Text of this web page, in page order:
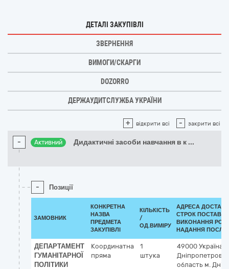
ДЕТАЛІ ЗАКУПІВЛІ
ЗВЕРНЕННЯ
ВИМОГИ/СКАРГИ
DOZORRO
ДЕРЖАУДИТСЛУЖБА УКРАЇНИ
+ відкрити всі - закрити всі
- Активний Дидактичні засоби навчання в к ...
- Позиції
ЗАМОВНИК
КОНКРЕТНА
НАЗВА
ПРЕДМЕТА
ЗАКУПІВЛІ
КІЛЬКІСТЬ
/
ОД.ВИМІРУ
АДРЕСА
СТРОК
ВИКОНАННЯ
НАДАННЯ
ДЕПАРТАМЕНТ
ГУМАНІТАРНОЇ
ПОЛІТИКИ
Координатна
пряма
1
штука
49000 Україна
область м.